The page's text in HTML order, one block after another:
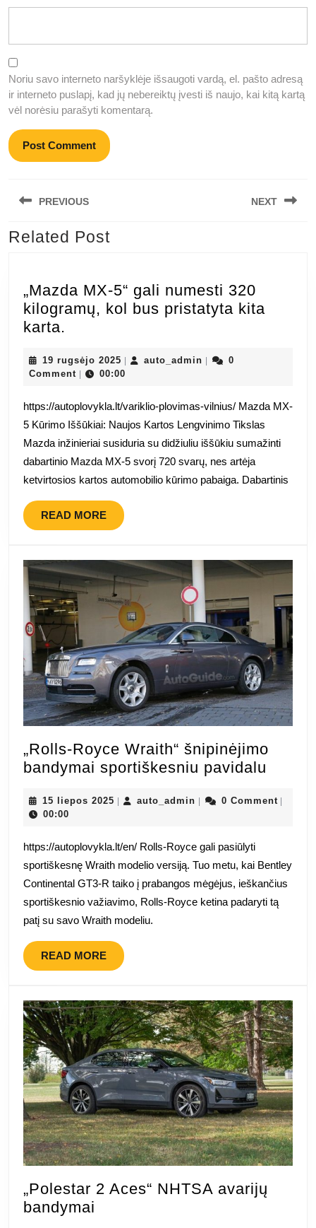
Noriu savo interneto naršyklėje išsaugoti vardą, el. pašto adresą
ir interneto puslapį, kad jų nebereiktų įvesti iš naujo, kai kitą kartą
vėl norėsiu parašyti komentarą.
tarp
įrašų
PREVIOUS
Previous
NEXT
Related Post
„Mazda MX-5“ gali numesti 320
kilogramų, kol bus pristatyta kita
karta.
5“
gali
numesti
320
kilogramų,
kol
bus
kita
karta.
19 rugsėjo 2025 19
rugsėjo
auto_admin auto_admin
0
Comment
00:00
https://autoplovykla.lt/variklio-plovimas-vilnius/ Mazda MX-
5 Kūrimo Iššūkiai: Naujos Kartos Lengvinimo Tikslas
Mazda inžinieriai susiduria su didžiuliu iššūkiu sumažinti
dabartinio Mazda MX-5 svorį 720 svarų, nes artėja
ketvirtosios kartos automobilio kūrimo pabaiga. Dabartinis
READ MOREREAD
MORE
„Rolls-Royce Wraith“ šnipinėjimo
bandymai sportiškesniu pavidalu
15 liepos 2025 15
| auto_admin auto_admin
| 0 Comment |
00:00
https://autoplovykla.lt/en/ Rolls-Royce gali pasiūlyti
sportiškesnę Wraith modelio versiją. Tuo metu, kai Bentley
Continental GT3-R taiko į prabangos mėgėjus, ieškančius
sportiškesnio važiavimo, Rolls-Royce ketina padaryti tą
patį su savo Wraith modeliu.
READ MOREREAD
MORE
„Polestar 2 Aces“ NHTSA avarijų
bandymai